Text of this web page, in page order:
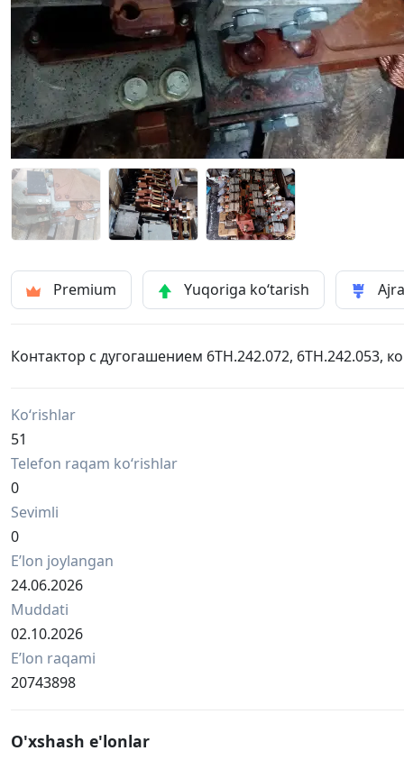
Premium Yuqoriga ko‘tarish
Контактор с дугогашением 6ТН.242.072,
Ko‘rishlar
51
Telefon raqam ko‘rishlar
0
Sevimli
0
Eʼlon joylangan
24.06.2026
Muddati
02.10.2026
Eʼlon raqami
20743898
O'xshash e'lonlar